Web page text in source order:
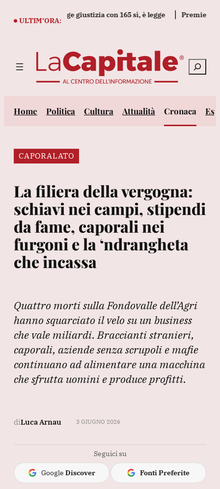
ULTIM’ORA:
il decreto legge giustizia con 165 sì, è legge Premier
Cerca
Home Politica Cultura Attualità Cronaca
CAPORALATO
La filiera della vergogna:
schiavi nei campi, stipendi
da fame, caporali nei
furgoni e la ‘ndrangheta
che incassa
Quattro morti sulla Fondovalle dell’Agri
hanno squarciato il velo su un business
che vale miliardi. Braccianti stranieri,
caporali, aziende senza scrupoli e mafie
continuano ad alimentare una macchina
che sfrutta uomini e produce profitti.
diLuca Arnau 3 GIUGNO 2026
Seguici su
Google Discover Fonti Preferite